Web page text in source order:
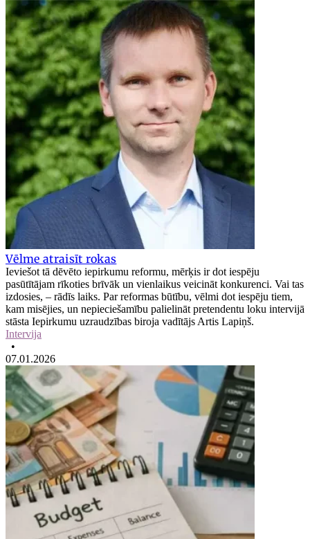
Vēlme atraisīt rokas
Ieviešot tā dēvēto iepirkumu reformu, mērķis ir dot iespēju
pasūtītājam rīkoties brīvāk un vienlaikus veicināt konkurenci. Vai tas
izdosies, – rādīs laiks. Par reformas būtību, vēlmi dot iespēju tiem,
kam misējies, un nepieciešamību palielināt pretendentu loku intervijā
stāsta Iepirkumu uzraudzības biroja vadītājs Artis Lapiņš.
Intervija
•
07.01.2026